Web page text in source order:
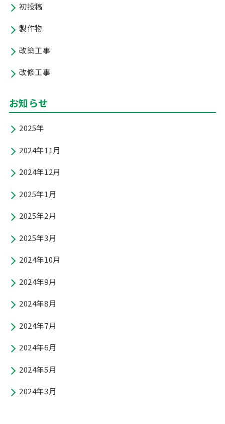
初投稿
製作物
改築工事
改修工事
お知らせ
2025年
2024年11月
2024年12月
2025年1月
2025年2月
2025年3月
2024年10月
2024年9月
2024年8月
2024年7月
2024年6月
2024年5月
2024年3月